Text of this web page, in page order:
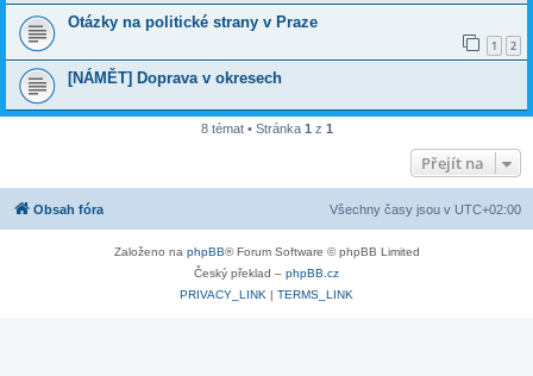
Otázky na politické strany v Praze
1 2
[NÁMĚT] Doprava v okresech
8 témat • Stránka 1 z 1
Přejít na
Obsah fóra Všechny časy jsou v UTC+02:00
Založeno na phpBB® Forum Software © phpBB Limited
Český překlad – phpBB.cz
PRIVACY_LINK | TERMS_LINK